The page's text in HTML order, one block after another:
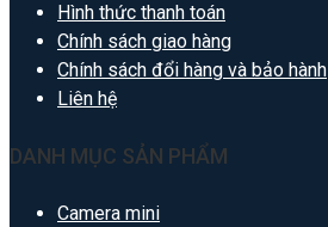
Hình thức thanh toán
Chính sách giao hàng
Chính sách đổi hàng và bảo hành
Liên hệ
DANH MỤC SẢN PHẨM
Camera mini